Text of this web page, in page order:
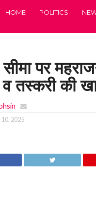
HOME POLITICS
पर
व तस्करी की
10, 2025